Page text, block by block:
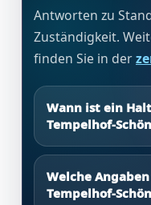
Antworten zu
Zuständigkeit.
finden Sie in der
Wann ist ein
Tempelhof-
Welche
Tempelhof-